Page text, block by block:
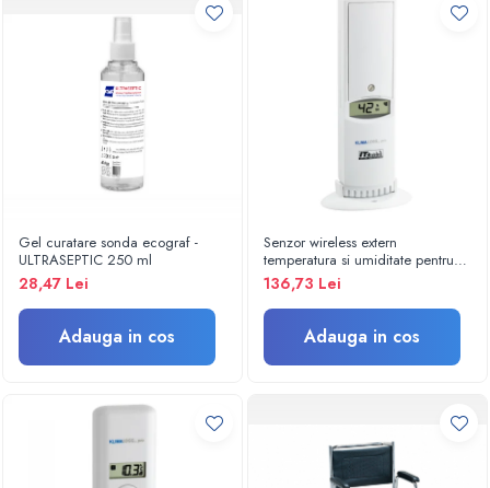
Trolii si carucioare
Paturi spital electrice
Paturi spital mecanice
Paturi nou-nascuti
Mese ginecologice
Mese instrumentar
Scaune doctor
Tabureti
Targi/brancarde
Masa infasat bebelusi
Scaune
Banchete asteptare
Lampi examinare
Gel curatare sonda ecograf -
ULTRASEPTIC 250 ml
28,47 Lei
Adauga in cos
Senzor wireless extern
temperatura si umiditate pentru
KLIMALOGG PRO - 30.3180IT
136,73 Lei
Adauga in cos